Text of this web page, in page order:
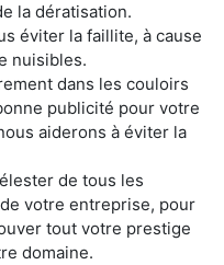
la dératisation.
éviter la faillite, à cause
nuisibles.
dans les couloirs
publicité pour votre
aiderons à éviter la
de tous les
votre entreprise, pour
tout votre prestige
domaine.